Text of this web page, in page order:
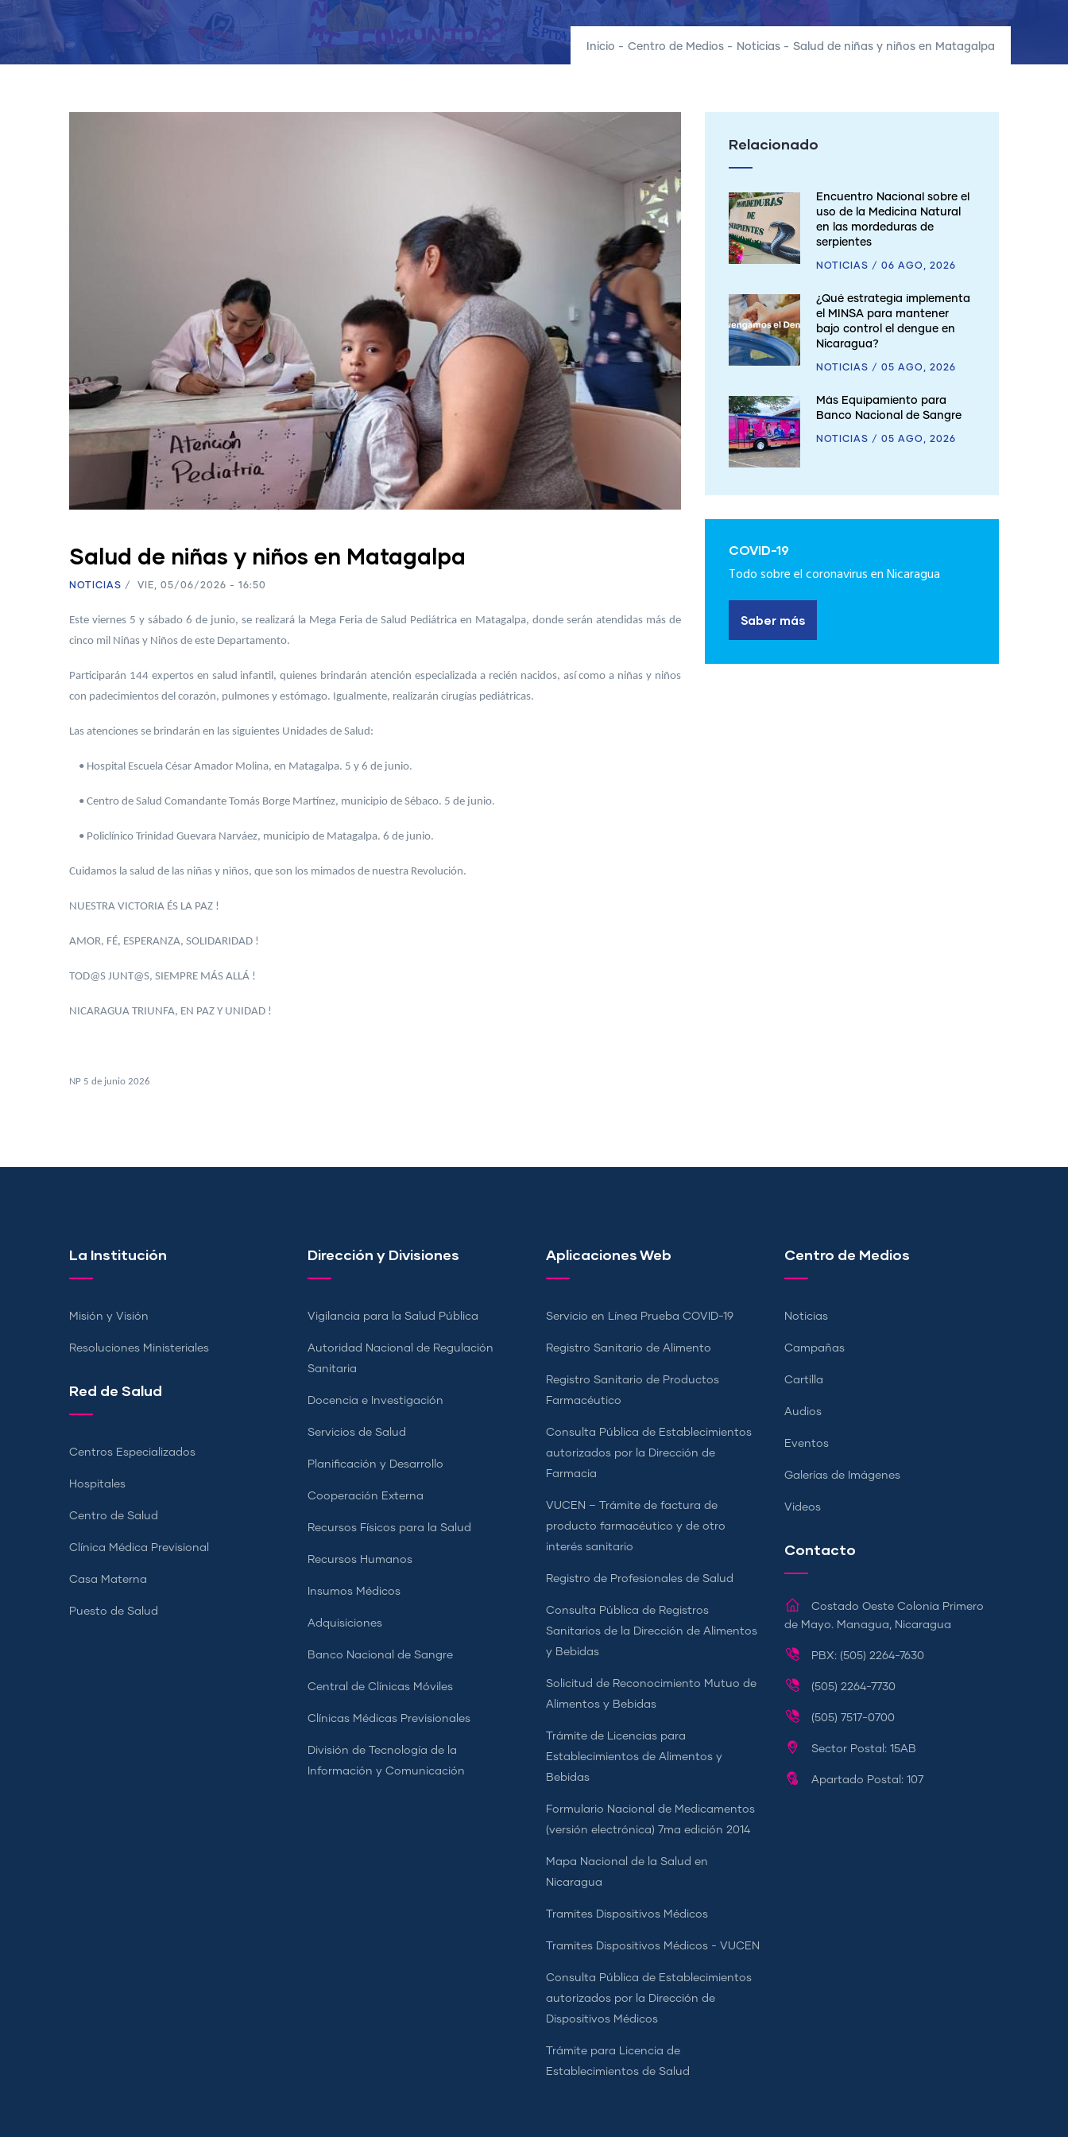
Inicio - Centro de Medios - Noticias - Salud de niñas y niños en Matagalpa
Salud de niñas y niños en Matagalpa
NOTICIAS / VIE, 05/06/2026 - 16:50
Este viernes 5 y sábado 6 de junio, se realizará la Mega Feria de Salud Pediátrica en Matagalpa, donde serán atendidas más de
cinco mil Niñas y Niños de este Departamento.
Participarán 144 expertos en salud infantil, quienes brindarán atención especializada a recién nacidos, así como a niñas y niños
con padecimientos del corazón, pulmones y estómago. Igualmente, realizarán cirugías pediátricas.
Las atenciones se brindarán en las siguientes Unidades de Salud:
• Hospital Escuela César Amador Molina, en Matagalpa. 5 y 6 de junio.
• Centro de Salud Comandante Tomás Borge Martínez, municipio de Sébaco. 5 de junio.
• Policlínico Trinidad Guevara Narváez, municipio de Matagalpa. 6 de junio.
Cuidamos la salud de las niñas y niños, que son los mimados de nuestra Revolución.
NUESTRA VICTORIA ÉS LA PAZ !
AMOR, FÉ, ESPERANZA, SOLIDARIDAD !
TOD@S JUNT@S, SIEMPRE MÁS ALLÁ !
NICARAGUA TRIUNFA, EN PAZ Y UNIDAD !
NP 5 de junio 2026
Relacionado
Encuentro Nacional sobre el
uso de la Medicina Natural
en las mordeduras de
serpientes
NOTICIAS / 06 AGO, 2026
¿Qué estrategia implementa
el MINSA para mantener
bajo control el dengue en
Nicaragua?
NOTICIAS / 05 AGO, 2026
Más Equipamiento para
Banco Nacional de Sangre
NOTICIAS / 05 AGO, 2026
COVID-19
Todo sobre el coronavirus en Nicaragua
Saber más
La Institución
Misión y Visión
Resoluciones Ministeriales
Red de Salud
Centros Especializados
Hospitales
Centro de Salud
Clínica Médica Previsional
Casa Materna
Puesto de Salud
Dirección y Divisiones
Vigilancia para la Salud Pública
Autoridad Nacional de Regulación
Sanitaria
Docencia e Investigación
Servicios de Salud
Planificación y Desarrollo
Cooperación Externa
Recursos Físicos para la Salud
Recursos Humanos
Insumos Médicos
Adquisiciones
Banco Nacional de Sangre
Central de Clínicas Móviles
Clínicas Médicas Previsionales
División de Tecnología de la
Información y Comunicación
Aplicaciones Web
Servicio en Línea Prueba COVID-19
Registro Sanitario de Alimento
Registro Sanitario de Productos
Farmacéutico
Consulta Pública de Establecimientos
autorizados por la Dirección de
Farmacia
VUCEN – Trámite de factura de
producto farmacéutico y de otro
interés sanitario
Registro de Profesionales de Salud
Consulta Pública de Registros
Sanitarios de la Dirección de Alimentos
y Bebidas
Solicitud de Reconocimiento Mutuo de
Alimentos y Bebidas
Trámite de Licencias para
Establecimientos de Alimentos y
Bebidas
Formulario Nacional de Medicamentos
(versión electrónica) 7ma edición 2014
Mapa Nacional de la Salud en
Nicaragua
Tramites Dispositivos Médicos
Tramites Dispositivos Médicos - VUCEN
Consulta Pública de Establecimientos
autorizados por la Dirección de
Dispositivos Médicos
Trámite para Licencia de
Establecimientos de Salud
Centro de Medios
Noticias
Campañas
Cartilla
Audios
Eventos
Galerías de Imágenes
Videos
Contacto
Costado Oeste Colonia Primero
de Mayo. Managua, Nicaragua
PBX: (505) 2264-7630
(505) 2264-7730
(505) 7517-0700
Sector Postal: 15AB
Apartado Postal: 107